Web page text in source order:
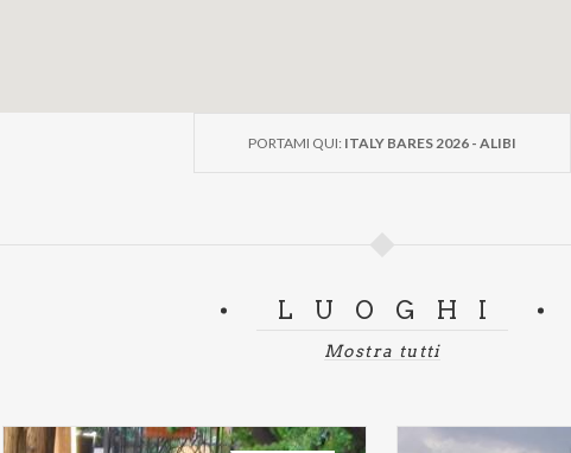
PORTAMI QUI: ITALY BARES 2026 - ALIBI
LUOGHI
Mostra tutti